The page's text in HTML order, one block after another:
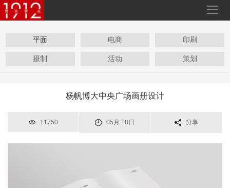
平面 电商 印刷
摄制 活动 策划
杨帆博大中央广场画册设计
11750 05月 18日 分享